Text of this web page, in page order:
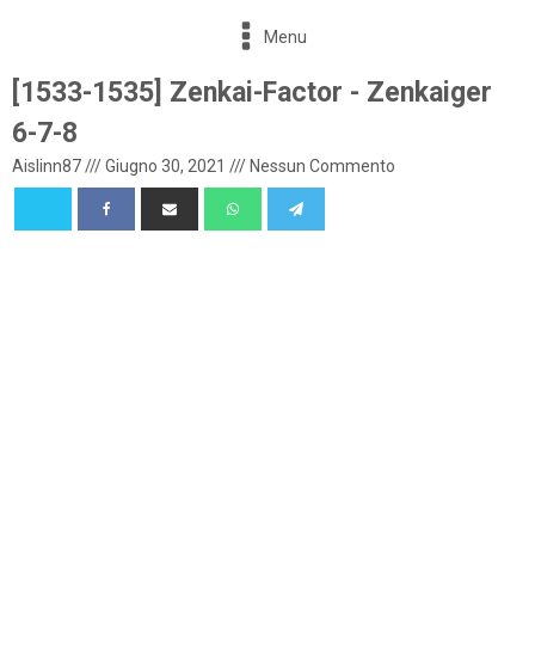
Menu
[1533-1535] Zenkai-Factor - Zenkaiger
6-7-8
Aislinn87///Giugno 30, 2021 /// Nessun Commento